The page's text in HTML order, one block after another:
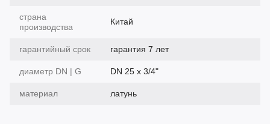
страна
производства
Китай
гарантийный срок гарантия 7 лет
диаметр DN | G DN 25 х 3/4"
материал латунь